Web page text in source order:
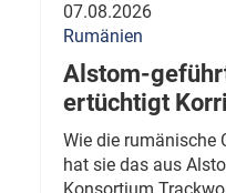
07.08.2026
Rumänien
Alstom-
ertüchtigt
Wie die rumänische
hat sie das aus